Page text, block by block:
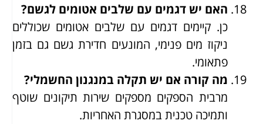
האם יש דגמים עם שלבים אטומים לגשם?
כן. קיימים דגמים עם שלבים אטומים שכוללים
ניקוז מים פנימי, המונעים חדירת גשם גם בזמן
פתאומי.
מה קורה אם יש תקלה במנגנון החשמלי?
מרבית הספקים מספקים שירות תיקונים שוטף
ותמיכה טכנית במסגרת האחריות.